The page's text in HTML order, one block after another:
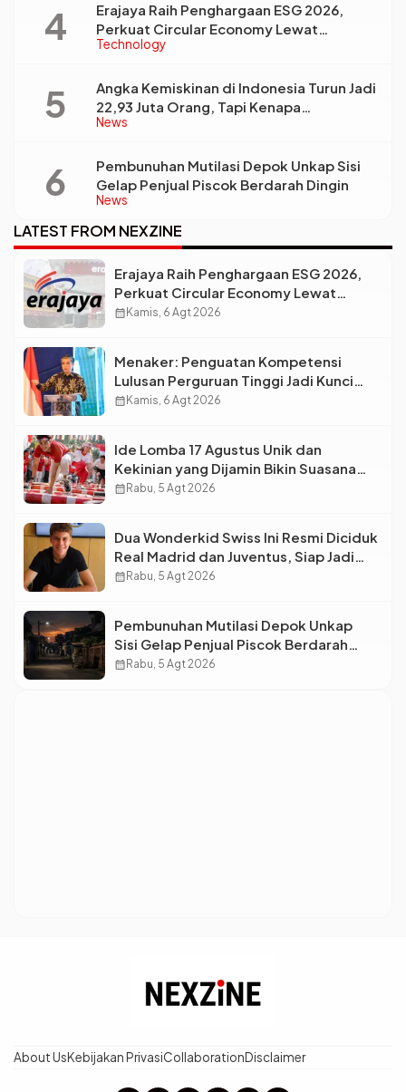
Technology
Erajaya Raih Penghargaan ESG 2026,
Perkuat Circular Economy Lewat
Pengelolaan Limbah Berkelanjutan
News
Angka Kemiskinan di Indonesia Turun Jadi
22,93 Juta Orang, Tapi Kenapa
Ketimpangan Desa dan Kota Malah Makin
News
Pembunuhan Mutilasi Depok Unkap Sisi
Gelap Penjual Piscok Berdarah Dingin
LATEST FROM NEXZINE
Erajaya Raih Penghargaan ESG 2026,
Perkuat Circular Economy Lewat
Pengelolaan Limbah Berkelanjutan
calendar_month Kamis, 6 Agt 2026
Menaker: Penguatan Kompetensi
Lulusan Perguruan Tinggi Jadi Kunci
Menjawab Kebutuhan Dunia Kerja
calendar_month Kamis, 6 Agt 2026
Ide Lomba 17 Agustus Unik dan
Kekinian yang Dijamin Bikin Suasana
Makin Pecah
calendar_month Rabu, 5 Agt 2026
Dua Wonderkid Swiss Ini Resmi Diciduk
Real Madrid dan Juventus, Siap Jadi
Bintang Baru Eropa
calendar_month Rabu, 5 Agt 2026
Pembunuhan Mutilasi Depok Unkap
Sisi Gelap Penjual Piscok Berdarah
Dingin
calendar_month Rabu, 5 Agt 2026
About UsKebijakan PrivasiCollaborationDisclaimer